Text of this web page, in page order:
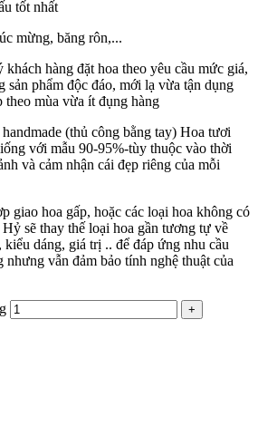
tốt nhất
mừng, băng rôn,...
hàng đặt hoa theo yêu cầu mức giá,
sản phẩm độc đáo, mới lạ vừa tận dụng
mùa vừa ít đụng hàng
(thủ công bằng tay) Hoa tươi
với mẫu 90-95%-tùy thuộc vào thời
và cảm nhận cái đẹp riêng của mỗi
giao hoa gấp, hoặc các loại hoa không có
sẽ thay thế loại hoa gần tương tự về
kiểu dáng, giá trị .. để đáp ứng nhu cầu
nhưng vẫn đảm bảo tính nghệ thuật của